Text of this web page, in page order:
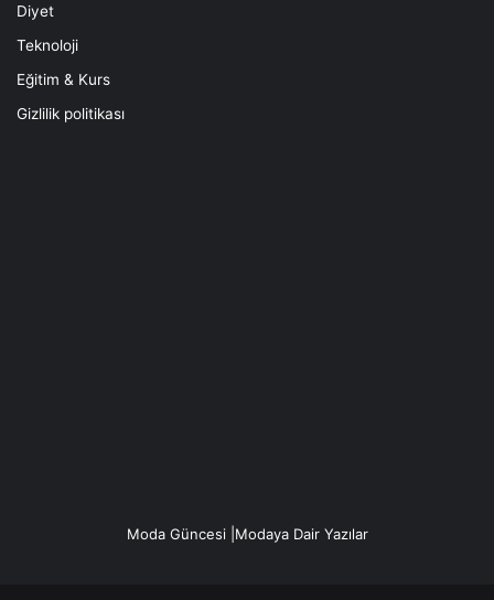
Diyet
Teknoloji
Eğitim & Kurs
Gizlilik politikası
Moda Güncesi |Modaya Dair Yazılar